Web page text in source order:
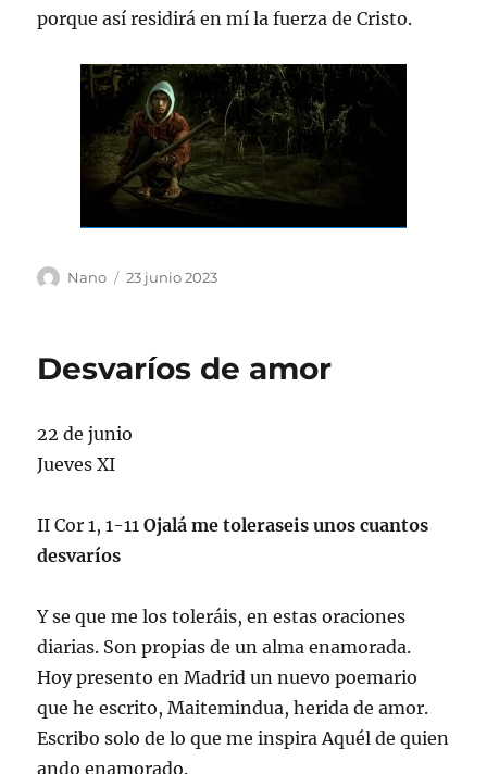
porque así residirá en mí la fuerza de Cristo.
Autor
Nano
Publicado
23 junio 2023
Desvaríos de amor
22 de junio
Jueves XI
II Cor 1, 1-11Ojalá me toleraseis unos cuantos
desvaríos
Y se que me los toleráis, en estas oraciones
diarias. Son propias de un alma enamorada.
Hoy presento en Madrid un nuevo poemario
que he escrito, Maitemindua, herida de amor.
Escribo solo de lo que me inspira Aquél de quien
ando enamorado.